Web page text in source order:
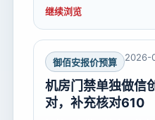
继续浏览
御佰安报价预算 2026-
机房门禁单独做信
对，补充核对610